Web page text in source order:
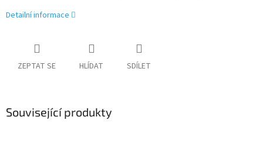
Detailní informace
ZEPTAT SE HLÍDAT SDÍLET
Související produkty